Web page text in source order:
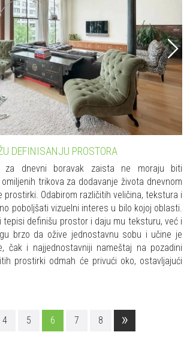
DEFINISANJU PROSTORA
za dnevni boravak zaista ne moraju biti
trikova za dodavanje života dnevnom
prostirki. Odabirom različitih veličina, tekstura i
poboljšati vizuelni interes u bilo kojoj oblasti.
tepisi definišu prostor i daju mu teksturu, već i
brzo da ožive jednostavnu sobu i učine je
čak i najjednostavniji nameštaj na pozadini
prostirki odmah će privući oko, ostavljajući
4 5 6 7 8 »